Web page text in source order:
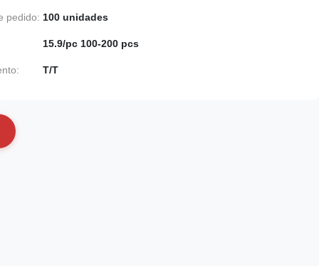
pedido: 100 unidades
15.9/pc 100-200 pcs
T/T